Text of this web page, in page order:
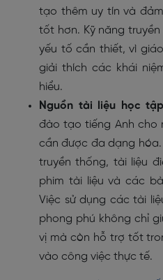
tạo thêm uy tín và
tốt hơn. Kỹ năng
yếu tố cần thiết, vì
giải thích các khái
hiểu.
Nguồn tài liệu học
đào tạo tiếng Anh cho
cần được đa dạng
truyền thống, tài liệu
phim tài liệu và các
Việc sử dụng các tài
phong phú không chỉ
vị mà còn hỗ trợ tốt
vào công việc thực tế.